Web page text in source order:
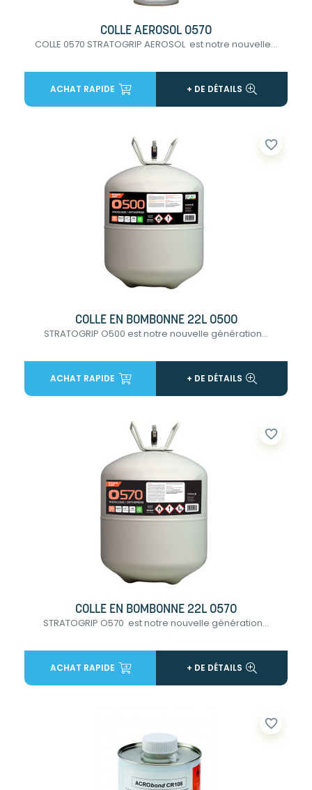
COLLE AEROSOL 0570
COLLE 0570 STRATOGRIP AEROSOL est notre nouvelle...
ACHAT RAPIDE + DE DÉTAILS
favorite_border
COLLE EN BOMBONNE 22L 0500
STRATOGRIP O500 est notre nouvelle génération...
ACHAT RAPIDE + DE DÉTAILS
favorite_border
COLLE EN BOMBONNE 22L 0570
STRATOGRIP O570 est notre nouvelle génération...
ACHAT RAPIDE + DE DÉTAILS
favorite_border